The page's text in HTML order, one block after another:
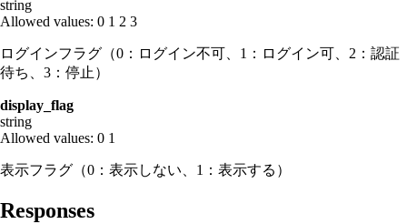
string
Allowed values: 0 1 2 3
ログインフラグ（0：ログイン不可、1：ログイン可、2：認証
待ち、3：停止）
display_flag
string
Allowed values: 0 1
表示フラグ（0：表示しない、1：表示する）
Responses